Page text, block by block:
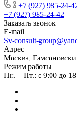
+7 (927) 985-24-
+7 (927) 985-24-42
Заказать звонок
E-mail
Sv-consult-
Адрес
Москва,
Режим работы
Пн. – Пт.: с 9:00 до